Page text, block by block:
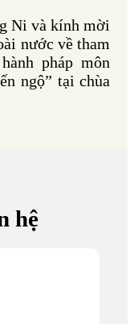
Ni và kính mời
nước về tham
pháp môn
ngộ” tại chùa
hệ